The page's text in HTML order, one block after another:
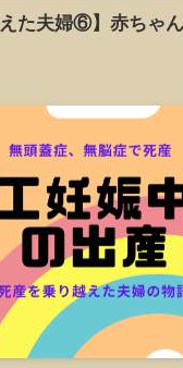
えた夫婦⑥】赤ちゃ